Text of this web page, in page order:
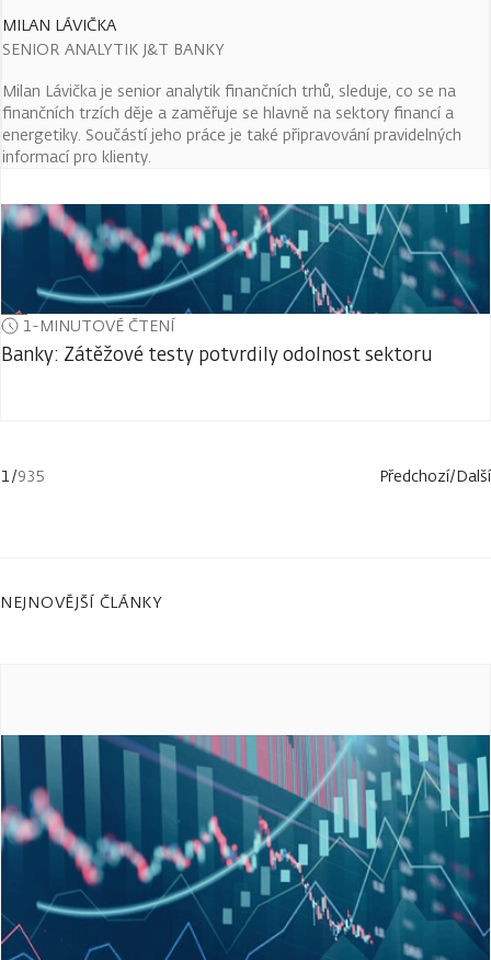
MILAN LÁVIČKA
SENIOR ANALYTIK J&T BANKY
Milan Lávička je senior analytik finančních trhů, sleduje, co se na
finančních trzích děje a zaměřuje se hlavně na sektory financí a
energetiky. Součástí jeho práce je také připravování pravidelných
informací pro klienty.
1-MINUTOVÉ ČTENÍ
Banky: Zátěžové testy potvrdily odolnost sektoru
1/935 Předchozí/Další
NEJNOVĚJŠÍ ČLÁNKY